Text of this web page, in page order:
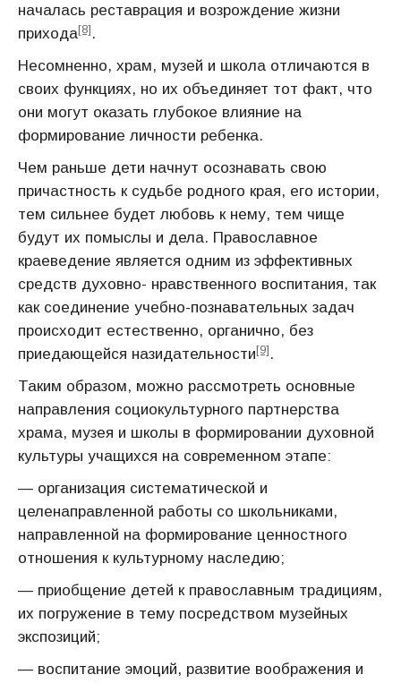
началась реставрация и возрождение жизни
прихода[8] .
Несомненно, храм, музей и школа отличаются в
своих функциях, но их объединяет тот факт, что
они могут оказать глубокое влияние на
формирование личности ребенка.
Чем раньше дети начнут осознавать свою
причастность к судьбе родного края, его истории,
тем сильнее будет любовь к нему, тем чище
будут их помыслы и дела. Православное
краеведение является одним из эффективных
средств духовно- нравственного воспитания, так
как соединение учебно-познавательных задач
происходит естественно, органично, без
приедающейся назидательности[9] .
Таким образом, можно рассмотреть основные
направления социокультурного партнерства
храма, музея и школы в формировании духовной
культуры учащихся на современном этапе:
— организация систематической и
целенаправленной работы со школьниками,
направленной на формирование ценностного
отношения к культурному наследию;
— приобщение детей к православным традициям,
их погружение в тему посредством музейных
экспозиций;
— воспитание эмоций, развитие воображения и